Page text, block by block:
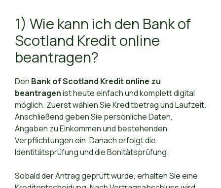
1) Wie kann ich den Bank of
Scotland Kredit online
beantragen?
Den Bank of Scotland Kredit online zu
beantragenist heute einfach und komplett digital
möglich. Zuerst wählen Sie Kreditbetrag und Laufzeit.
Anschließend geben Sie persönliche Daten,
Angaben zu Einkommen und bestehenden
Verpflichtungen ein. Danach erfolgt die
Identitätsprüfung und die Bonitätsprüfung.
Sobald der Antrag geprüft wurde, erhalten Sie eine